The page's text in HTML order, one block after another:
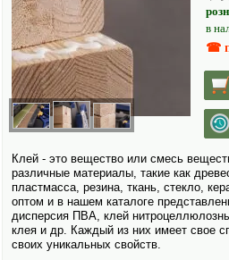
в
☎
Клей - это вещество или смесь
различные материалы, такие как
пластмасса, резина, ткань, стекло,
оптом и в нашем каталоге
дисперсия ПВА, клей
клея и др. Каждый из них имеет свое
своих уникальных свойств.